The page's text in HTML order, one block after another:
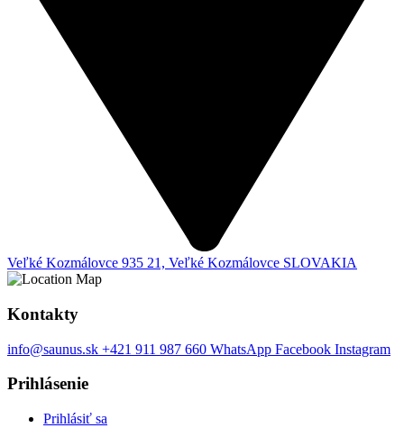
Veľké Kozmálovce 935 21, Veľké Kozmálovce SLOVAKIA
Kontakty
info@saunus.sk +421 911 987 660 WhatsApp Facebook Instagram
Prihlásenie
Prihlásiť sa